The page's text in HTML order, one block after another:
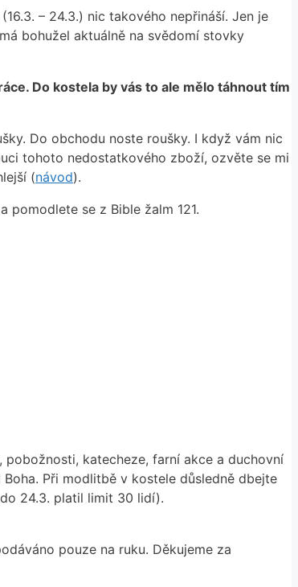
– 24.3.) nic takového nepřináší. Jen je
bohužel aktuálně na svědomí stovky
Do kostela by vás to ale mělo táhnout tím
Do obchodu noste roušky. I když vám nic
tohoto nedostatkového zboží, ozvěte se mi
(návod).
pomodlete se z Bible žalm 121.
pobožnosti, katecheze, farní akce a duchovní
Při modlitbě v kostele důsledně dbejte
24.3. platil limit 30 lidí).
pouze na ruku. Děkujeme za